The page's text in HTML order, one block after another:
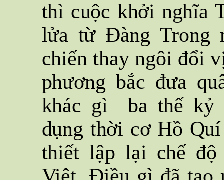
thì cuộc khởi nghĩa
lửa từ Đàng Trong
chiến thay ngôi đổi
phương bắc đưa
khác gì ba thế kỷ
dụng thời cơ Hồ
thiết lập lại chế